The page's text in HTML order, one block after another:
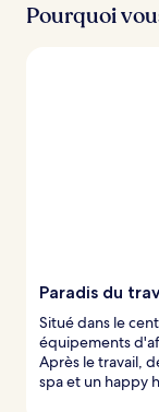
Pourquoi
Paradis du
Situé dans le
équipements
Après le travail,
spa et un happy